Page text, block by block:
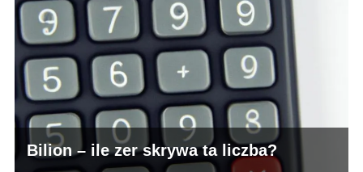
Bilion – ile zer skrywa ta liczba?